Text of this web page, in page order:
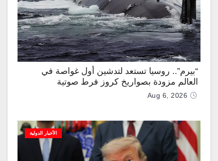
“بيرم”.. روسيا تستعد لتدشين أول غواصة في
العالم مزودة بصواريخ كروز فرط صوتية
Aug 6, 2026
الأخبار الدولية